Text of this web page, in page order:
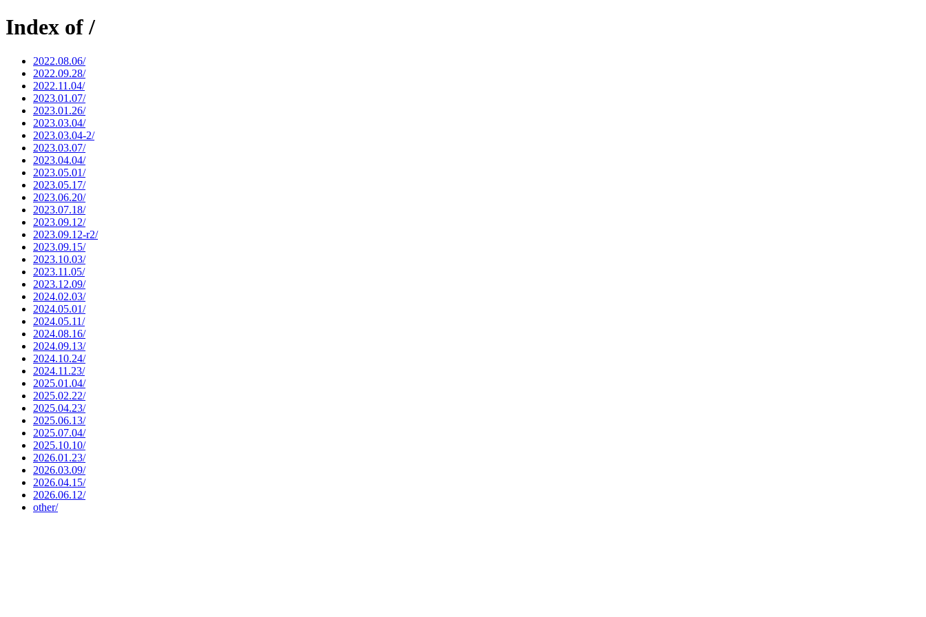
Index of /
2022.08.06/
2022.09.28/
2022.11.04/
2023.01.07/
2023.01.26/
2023.03.04/
2023.03.04-2/
2023.03.07/
2023.04.04/
2023.05.01/
2023.05.17/
2023.06.20/
2023.07.18/
2023.09.12/
2023.09.12-r2/
2023.09.15/
2023.10.03/
2023.11.05/
2023.12.09/
2024.02.03/
2024.05.01/
2024.05.11/
2024.08.16/
2024.09.13/
2024.10.24/
2024.11.23/
2025.01.04/
2025.02.22/
2025.04.23/
2025.06.13/
2025.07.04/
2025.10.10/
2026.01.23/
2026.03.09/
2026.04.15/
2026.06.12/
other/